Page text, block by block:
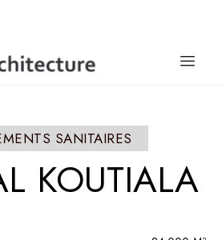
SANITAIRES
KOUTIALA